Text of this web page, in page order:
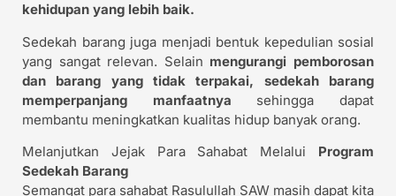
kehidupan yang lebih baik.
Sedekah barang juga menjadi bentuk kepedulian sosial
yang sangat relevan. Selain mengurangi pemborosan
dan barang yang tidak terpakai, sedekah barang
memperpanjang manfaatnya sehingga dapat
membantu meningkatkan kualitas hidup banyak orang.
Melanjutkan Jejak Para Sahabat Melalui Program
Sedekah Barang
Semangat para sahabat Rasulullah SAW masih dapat kita